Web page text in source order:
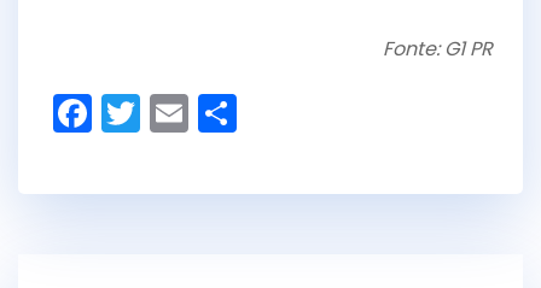
Fonte: G1 PR
F
a
c
T
w
itt
E
m
ai ar